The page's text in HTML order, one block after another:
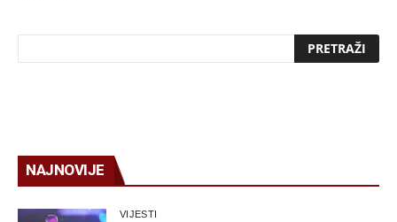
NAJNOVIJE
VIJESTI